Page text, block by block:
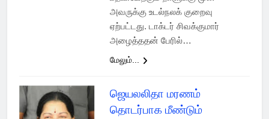
அவருக்கு உடல்நலக் குறைவு
ஏற்பட்டது. டாக்டர் சிவக்குமார்
அழைத்ததன் பேரில்…
மேலும்...
ஜெயலலிதா மரணம்
தொடர்பாக மீண்டும்